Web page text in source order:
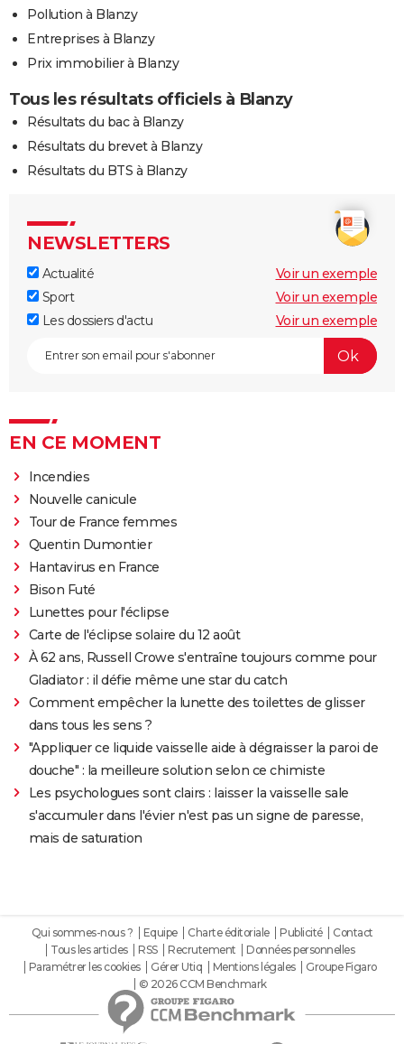
Pollution à Blanzy
Entreprises à Blanzy
Prix immobilier à Blanzy
Tous les résultats officiels à Blanzy
Résultats du bac à Blanzy
Résultats du brevet à Blanzy
Résultats du BTS à Blanzy
NEWSLETTERS
Actualité
Voir un exemple
Sport
Voir un exemple
Les dossiers d'actu
Voir un exemple
EN CE MOMENT
Incendies
Nouvelle canicule
Tour de France femmes
Quentin Dumontier
Hantavirus en France
Bison Futé
Lunettes pour l'éclipse
Carte de l'éclipse solaire du 12 août
À 62 ans, Russell Crowe s'entraîne toujours comme pour
Gladiator : il défie même une star du catch
Comment empêcher la lunette des toilettes de glisser
dans tous les sens ?
"Appliquer ce liquide vaisselle aide à dégraisser la paroi de
douche" : la meilleure solution selon ce chimiste
Les psychologues sont clairs : laisser la vaisselle sale
s'accumuler dans l'évier n'est pas un signe de paresse,
mais de saturation
Qui sommes-nous ? Equipe Charte éditoriale Publicité
Contact
Tous les articles
RSS Recrutement
Données personnelles
Paramétrer les cookies
Gérer Utiq Mentions légales
Groupe Figaro
© 2026 CCM Benchmark